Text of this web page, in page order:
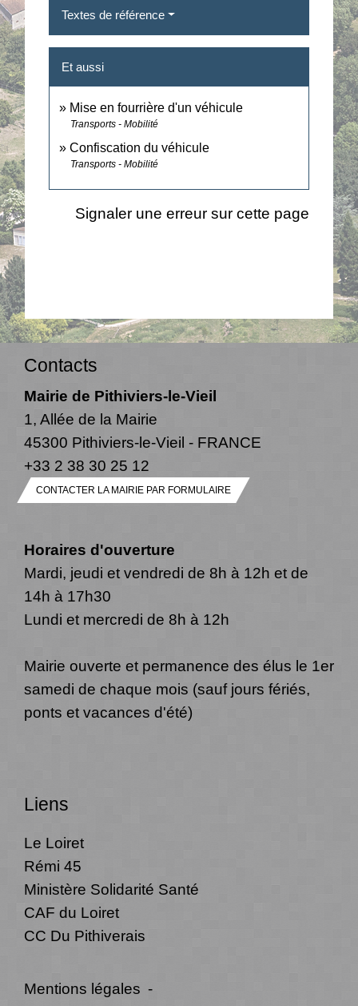
Textes de référence
Et aussi
Mise en fourrière d'un véhicule
Transports - Mobilité
Confiscation du véhicule
Transports - Mobilité
Signaler une erreur sur cette page
Contacts
Mairie de Pithiviers-le-Vieil
1, Allée de la Mairie
45300 Pithiviers-le-Vieil - FRANCE
+33 2 38 30 25 12
CONTACTER LA MAIRIE PAR FORMULAIRE
Horaires d'ouverture
Mardi, jeudi et vendredi de 8h à 12h et de
14h à 17h30
Lundi et mercredi de 8h à 12h
Mairie ouverte et permanence des élus le 1er
samedi de chaque mois (sauf jours fériés,
ponts et vacances d'été)
Liens
Le Loiret
Rémi 45
Ministère Solidarité Santé
CAF du Loiret
CC Du Pithiverais
Mentions légales -